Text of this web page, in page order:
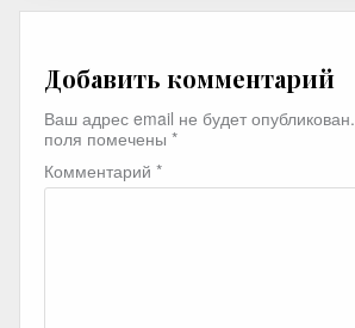
Добавить комментарий
Ваш адрес email не будет опубликован.
поля помечены *
Комментарий *